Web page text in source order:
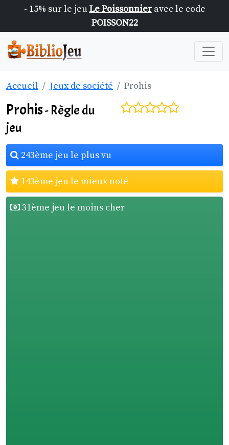
- 15% sur le jeuLe Poissonnieravec le code
POISSON22
Accueil Jeux de société Prohis
Prohis- Règle du
jeu
243ème jeu le plus vu
143ème jeu le mieux noté
31ème jeu le moins cher